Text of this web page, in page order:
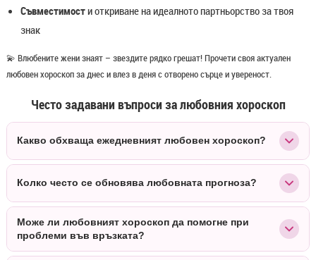
Съвместимости откриване на идеалното партньорство за твоя
знак
💫 Влюбените жени знаят – звездите рядко грешат! Прочети своя актуален
любовен хороскоп за днес и влез в деня с отворено сърце и увереност.
Често задавани въпроси за любовния хороскоп
Какво обхваща ежедневният любовен хороскоп?
Ежедневният любовен хороскоп разглежда романтичните
тенденции, емоционалното състояние и съвместимостта за деня.
Той дава ценни насоки както за обвързаните дами, така и за тези,
които търсят нова любов.
Колко често се обновява любовната прогноза?
Любовните прогнози се обновяват абсолютно всеки ден. Ритъмът
на планетите като Венера и Марс се следи постоянно, за да
получите най-точните напътствия за деня.
Може ли любовният хороскоп да помогне при
проблеми във връзката?